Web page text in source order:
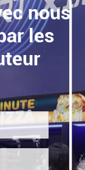
nous
les